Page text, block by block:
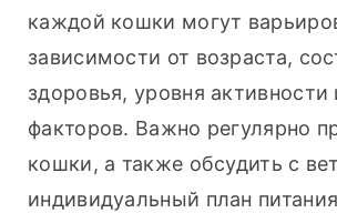
каждой кошки могут
зависимости от возраста,
здоровья, уровня активности
факторов. Важно регулярно
кошки, а также обсудить с
индивидуальный план